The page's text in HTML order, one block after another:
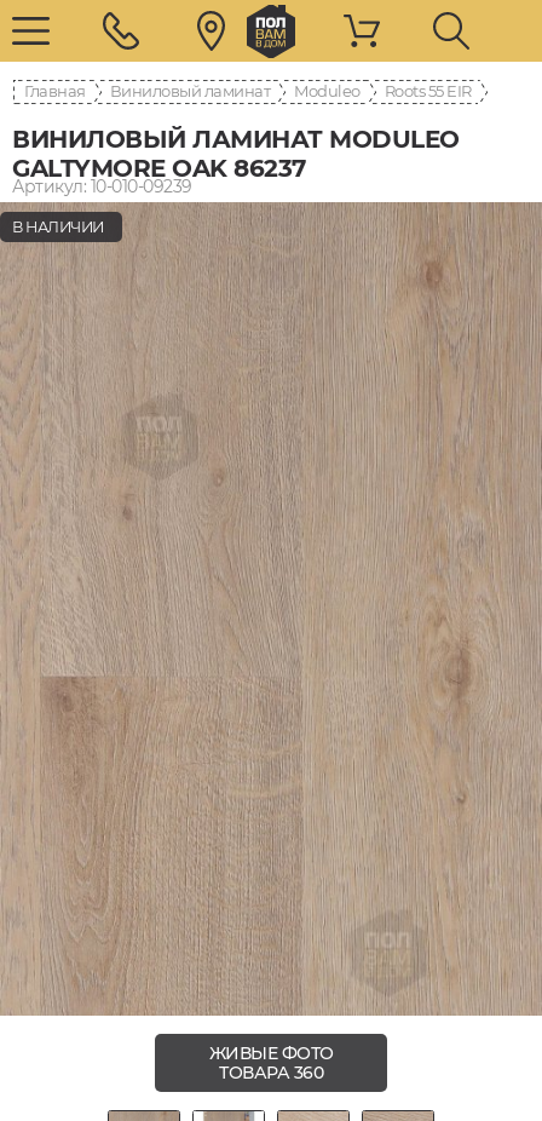
Главная Виниловый ламинат Moduleo Roots 55 EIR
ВИНИЛОВЫЙ ЛАМИНАТ MODULEO
GALTYMORE OAK 86237
Артикул: 10-010-09239
В НАЛИЧИИ
ЖИВЫЕ ФОТО
ТОВАРА 360